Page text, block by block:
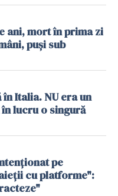
ani, mort în prima zi
puși sub
Italia. NU era un
lucru o singură
pe
cu platforme":